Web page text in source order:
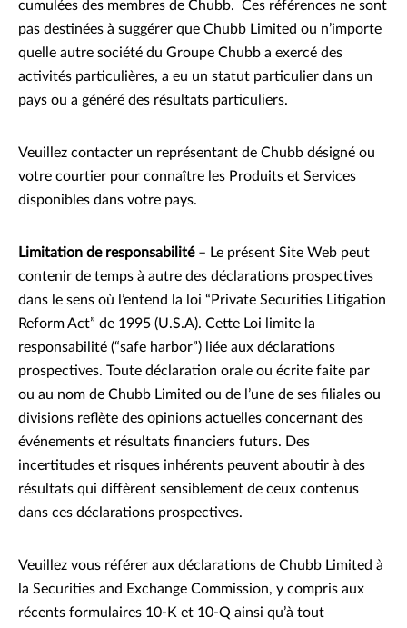
cumulées des membres de Chubb. Ces références ne sont
pas destinées à suggérer que Chubb Limited ou n’importe
quelle autre société du Groupe Chubb a exercé des
activités particulières, a eu un statut particulier dans un
pays ou a généré des résultats particuliers.
Veuillez contacter un représentant de Chubb désigné ou
votre courtier pour connaître les Produits et Services
disponibles dans votre pays.
Limitation de responsabilité – Le présent Site Web peut
contenir de temps à autre des déclarations prospectives
dans le sens où l’entend la loi “Private Securities Litigation
Reform Act” de 1995 (U.S.A). Cette Loi limite la
responsabilité (“safe harbor”) liée aux déclarations
prospectives. Toute déclaration orale ou écrite faite par
ou au nom de Chubb Limited ou de l’une de ses filiales ou
divisions reflète des opinions actuelles concernant des
événements et résultats financiers futurs. Des
incertitudes et risques inhérents peuvent aboutir à des
résultats qui diffèrent sensiblement de ceux contenus
dans ces déclarations prospectives.
Veuillez vous référer aux déclarations de Chubb Limited à
la Securities and Exchange Commission, y compris aux
récents formulaires 10-K et 10-Q ainsi qu’à tout